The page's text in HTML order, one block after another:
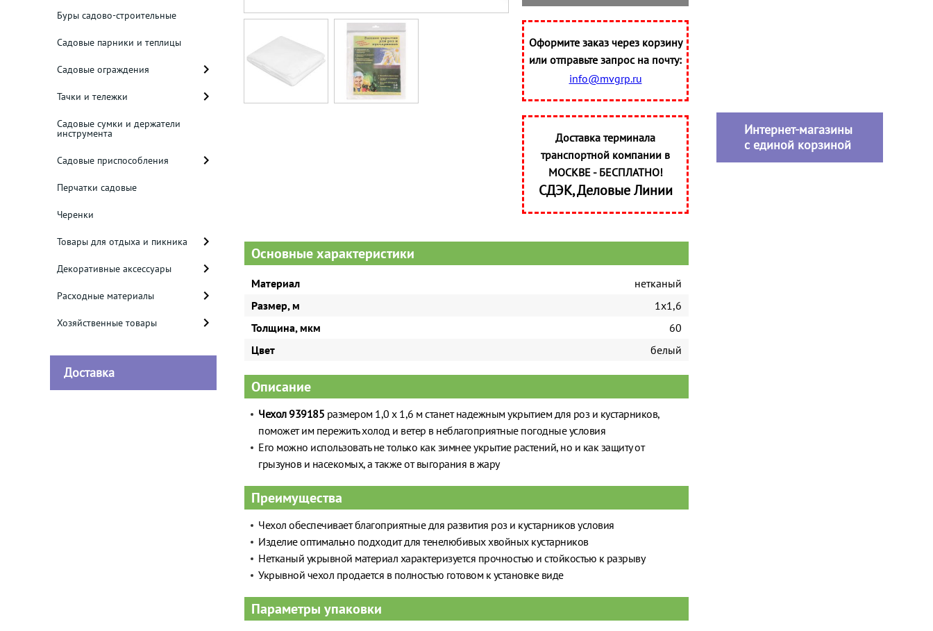
Буры садово-строительные
Садовые парники и теплицы
Садовые ограждения
Тачки и тележки
Садовые сумки и держатели
инструмента
Садовые приспособления
Перчатки садовые
Черенки
Товары для отдыха и пикника
Декоративные аксессуары
Расходные материалы
Хозяйственные товары
Доставка
Оформите заказ через корзину
или отправьте запрос на почту:
info@mvgrp.ru
Доставка терминала
транспортной компании в
МОСКВЕ - БЕСПЛАТНО!
СДЭК, Деловые Линии
Основные характеристики
Материал
нетканый
Размер, м
1х1,6
Толщина, мкм
60
Цвет
белый
Описание
Чехол 939185 размером 1,0 х 1,6 м станет надежным укрытием для роз и кустарников,
поможет им пережить холод и ветер в неблагоприятные погодные условия
Его можно использовать не только как зимнее укрытие растений, но и как защиту от
грызунов и насекомых, а также от выгорания в жару
Преимущества
Чехол обеспечивает благоприятные для развития роз и кустарников условия
Изделие оптимально подходит для тенелюбивых хвойных кустарников
Нетканый укрывной материал характеризуется прочностью и стойкостью к разрыву
Укрывной чехол продается в полностью готовом к установке виде
Параметры упаковки
Интернет-магазины
с единой корзиной